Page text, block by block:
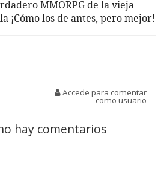
MMORPG de la vieja
¡Cómo los de antes, pero mejor!
Accede para comentar
como usuario
hay comentarios